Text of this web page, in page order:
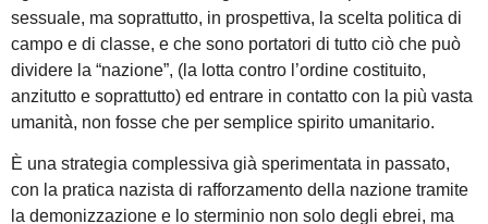
sessuale, ma soprattutto, in prospettiva, la scelta politica di
campo e di classe, e che sono portatori di tutto ciò che può
dividere la “nazione”, (la lotta contro l’ordine costituito,
anzitutto e soprattutto) ed entrare in contatto con la più vasta
umanità, non fosse che per semplice spirito umanitario.
È una strategia complessiva già sperimentata in passato,
con la pratica nazista di rafforzamento della nazione tramite
la demonizzazione e lo sterminio non solo degli ebrei, ma